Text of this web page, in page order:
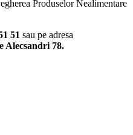
Produselor Nealimentare
51 sau pe adresa
Alecsandri 78.